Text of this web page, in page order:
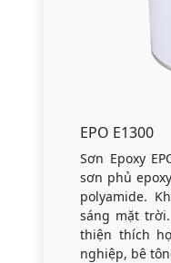
EPO E1300
Sơn Epoxy
sơn phủ
polyamide.
sáng mặt
thiện thích
nghiệp, bê